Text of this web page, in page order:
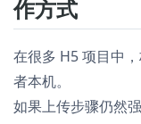
作方式
在很多 H5 项目中
者本机。
如果上传步骤仍然